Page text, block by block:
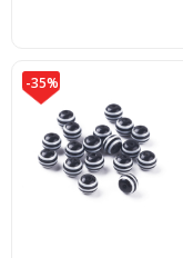
-35%